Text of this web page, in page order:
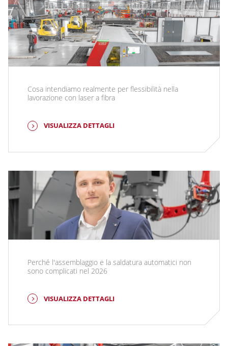
Cosa intendiamo realmente per flessibilità nella
lavorazione con laser a fibra
VISUALIZZA DETTAGLI
Perché l'assemblaggio e la saldatura automatici non
sono complicati nel 2026
VISUALIZZA DETTAGLI